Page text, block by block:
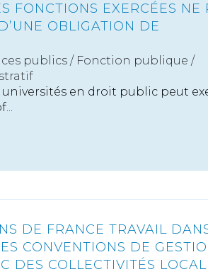
FONCTIONS EXERCÉES NE
OBLIGATION DE
publics / Fonction publique /
universités en droit public peut
DE FRANCE TRAVAIL
CONVENTIONS DE
DES COLLECTIVITÉS